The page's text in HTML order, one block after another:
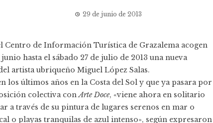
29 de junio de 2013
Centro de Información Turística de Grazalema acogen
hasta el sábado 27 de julio de 2013 una nueva
artista ubriqueño Miguel López Salas.
los últimos años en la Costa del Sol y que ya pasara por
colectiva conArte Doce, «viene ahora en solitario
a través de su pintura de lugares serenos en mar o
o playas tranquilas de azul intenso», según expresaron